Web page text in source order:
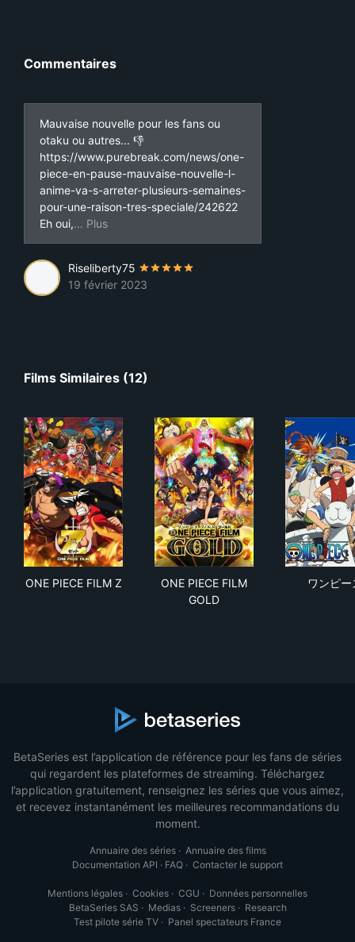
Commentaires
Mauvaise nouvelle pour les fans ou
otaku ou autres... 👎
https://www.purebreak.com/news/one-
piece-en-pause-mauvaise-nouvelle-l-
anime-va-s-arreter-plusieurs-semaines-
pour-une-raison-tres-speciale/242622
Eh oui,
la diffusion de l'animé va être
Riseliberty75
19 février 2023
Films Similaires (12)
ONE PIECE FILM Z
ONE PIECE FILM
GOLD
ワンピー
BetaSeries est l’application de référence pour les fans de séries
qui regardent les plateformes de streaming. Téléchargez
l’application gratuitement, renseignez les séries que vous aimez,
et recevez instantanément les meilleures recommandations du
moment.
Annuaire des séries· Annuaire des films
Documentation API · FAQ · Contacter le support
Mentions légales · Cookies · CGU · Données personnelles
BetaSeries SAS · Medias· Screeners· Research
Test pilote série TV · Panel spectateurs France